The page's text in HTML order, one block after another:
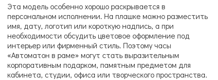
Эта модель особенно хорошо раскрывается в
персональном исполнении. На плашке можно разместить
имя, дату, логотип или короткую надпись, а при
необходимости обсудить цветовое оформление под
интерьер или фирменный стиль. Поэтому часы
«Автоматон в раме» могут стать выразительным
корпоративным подарком, памятным предметом для
кабинета, студии, офиса или творческого пространства.